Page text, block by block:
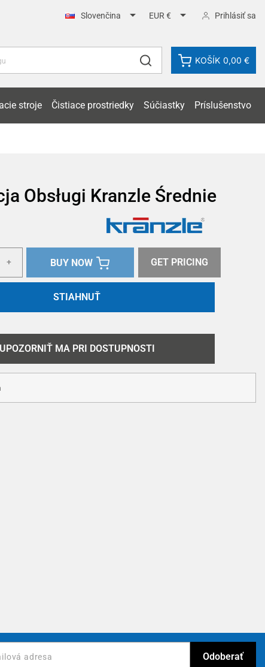
Slovenčina  EUR €  Prihlásiť sa
KOŠÍK 0,00 €
stroje Čistiace prostriedky Súčiastky Príslušenstvo
Obsługi Kranzle Średnie
+ BUY NOW GET PRICING
STIAHNUŤ
UPOZORNIŤ MA PRI DOSTUPNOSTI